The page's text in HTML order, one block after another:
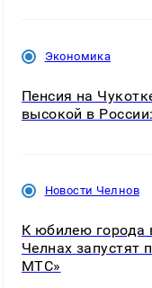
Экономика
Пенсия на
высокой в
Новости Челнов
К юбилею города
Челнах запустят
МТС»